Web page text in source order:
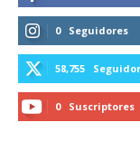
0 Seguidores
58,755
0 Suscriptores